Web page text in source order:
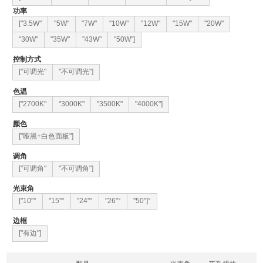
功率
["3.5W"
"5W" "7W" "10W" "12W" "15W"
"20W"
"30W"
"35W" "43W" "50W"]
控制方式
["可调光"
"不可调光"]
色温
["2700K"
"3000K" "3500K" "4000K"]
颜色
["哑黑+白色面板"]
调角
["可调角"
"不可调角"]
光束角
["10"°
"15"° "24"° "26"° "50"]°
边框
["有边"]